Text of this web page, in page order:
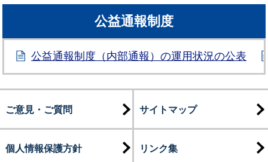
公益通報制度
公益通報制度（内部通報）の運用状況の公表
ご意見・ご質問 サイトマップ
個人情報保護方針 リンク集